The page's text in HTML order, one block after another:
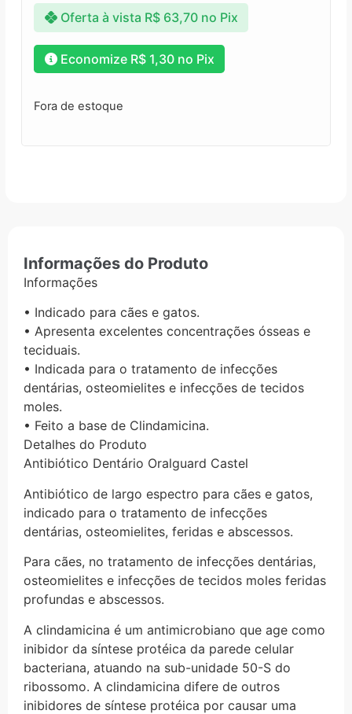
Oferta à vista R$63,70 no Pix
Economize R$1,30no Pix
Fora de estoque
Informações do Produto
Informações
• Indicado para cães e gatos.
• Apresenta excelentes concentrações ósseas e
teciduais.
• Indicada para o tratamento de infecções
dentárias, osteomielites e infecções de tecidos
moles.
• Feito a base de Clindamicina.
Detalhes do Produto
Antibiótico Dentário Oralguard Castel
Antibiótico de largo espectro para cães e gatos,
indicado para o tratamento de infecções
dentárias, osteomielites, feridas e abscessos.
Para cães, no tratamento de infecções dentárias,
osteomielites e infecções de tecidos moles feridas
profundas e abscessos.
A clindamicina é um antimicrobiano que age como
inibidor da síntese protéica da parede celular
bacteriana, atuando na sub-unidade 50-S do
ribossomo. A clindamicina difere de outros
inibidores de síntese protéica por causar uma